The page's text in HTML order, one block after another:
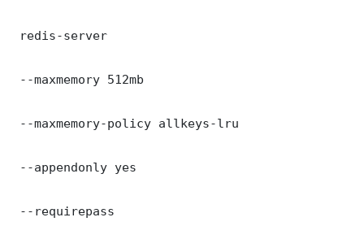
redis-server
--maxmemory 512mb
--maxmemory-policy allkeys-lru
--appendonly yes
--requirepass